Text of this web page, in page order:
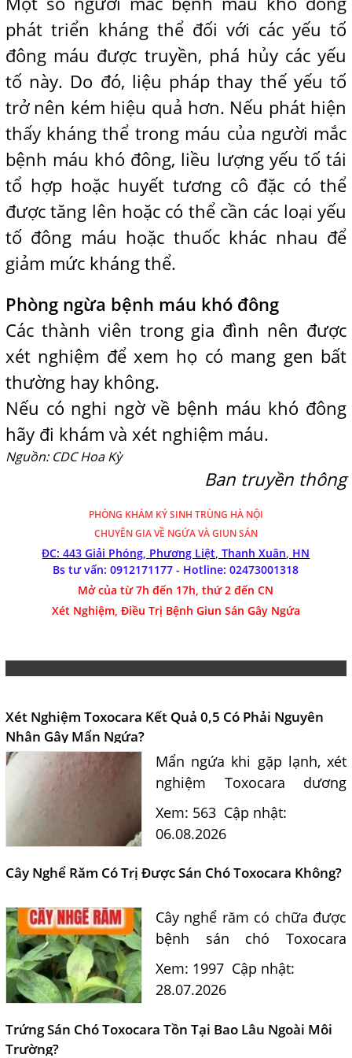
phát triển kháng thể đối với các yếu tố
đông máu được truyền, phá hủy các yếu
tố này. Do đó, liệu pháp thay thế yếu tố
trở nên kém hiệu quả hơn. Nếu phát hiện
thấy kháng thể trong máu của người mắc
bệnh máu khó đông, liều lượng yếu tố tái
tổ hợp hoặc huyết tương cô đặc có thể
được tăng lên hoặc có thể cần các loại yếu
tố đông máu hoặc thuốc khác nhau để
giảm mức kháng thể.
Phòng ngừa bệnh máu khó đông
Các thành viên trong gia đình nên được
xét nghiệm để xem họ có mang gen bất
thường hay không.
Nếu có nghi ngờ về bệnh máu khó đông
hãy đi khám và xét nghiệm máu.
Nguồn: CDC Hoa Kỳ
Ban truyền thông
PHÒNG KHÁM KÝ SINH TRÙNG HÀ NỘI
CHUYÊN GIA VỀ NGỨA VÀ GIUN SÁN
ĐC: 443 Giải Phóng, Phương Liệt, Thanh Xuân, HN
Bs tư vấn: 0912171177 - Hotline:02473001318
Mở của từ 7h đến 17h, thứ 2 đến CN
Xét Nghiệm, Điều Trị Bệnh Giun Sán Gây Ngứa
Xét Nghiệm Toxocara Kết Quả 0,5 Có Phải Nguyên
Nhân Gây Mẩn Ngứa?
Mẩn ngứa khi gặp lạnh, xét
nghiệm Toxocara dương
tính 0,5 có phải nguyên
nhân? Tiến sĩ Bác sĩ Nguyễn
điều trị và phòng ngừa sán...
Xem: 563 Cập nhật:
06.08.2026
Cây Nghể Răm Có Trị Được Sán Chó Toxocara Không?
Cây nghể răm có chữa được
bệnh sán chó Toxocara
không? Tiến sĩ Bác sĩ
Nguyễn Hằng Lan giải đáp
học và hướng dẫn điều trị
Xem: 1997 Cập nhật:
28.07.2026
Trứng Sán Chó Toxocara Tồn Tại Bao Lâu Ngoài Môi
Trường?